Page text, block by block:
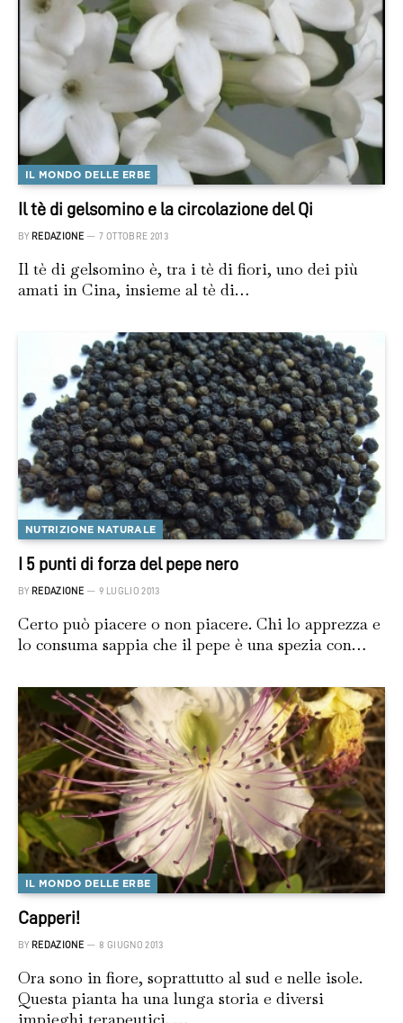
IL MONDO DELLE ERBE
Il tè di gelsomino e la circolazione del Qi
BY REDAZIONE 7 OTTOBRE 2013
Il tè di gelsomino è, tra i tè di fiori, uno dei più
amati in Cina, insieme al tè di…
NUTRIZIONE NATURALE
I 5 punti di forza del pepe nero
BY REDAZIONE 9 LUGLIO 2013
Certo può piacere o non piacere. Chi lo apprezza e
lo consuma sappia che il pepe è una spezia con…
IL MONDO DELLE ERBE
Capperi!
BY REDAZIONE 8 GIUGNO 2013
Ora sono in fiore, soprattutto al sud e nelle isole.
Questa pianta ha una lunga storia e diversi